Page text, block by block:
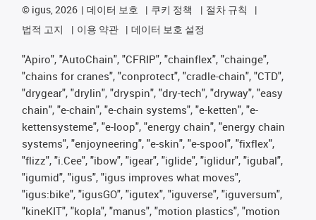
© igus, 2026 데이터 보호 쿠키 정책
절차 규칙
법적 고지
이용 약관 데이터 보호 설정
"Apiro", "AutoChain", "CFRIP", "chainflex", "chainge",
"chains for cranes", "conprotect", "cradle-chain", "CTD",
"drygear", "drylin", "dryspin", "dry-tech", "dryway", "easy
chain", "e-chain", "e-chain systems", "e-ketten", "e-
kettensysteme", "e-loop", "energy chain", "energy chain
systems", "enjoyneering", "e-skin", "e-spool", "fixflex",
"flizz", "i.Cee", "ibow", "igear", "iglide", "iglidur", "igubal",
"igumid", "igus", "igus improves what moves",
"igus:bike", "igusGO", "igutex", "iguverse", "iguversum",
"kineKIT", "kopla", "manus", "motion plastics", "motion